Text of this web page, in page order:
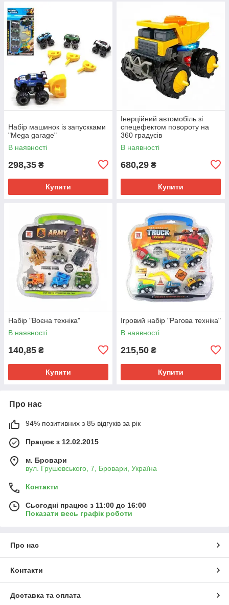
Набір машинок із запускками
"Mega garage"
В наявності
298,35 ₴
Купити
Інерційний автомобіль зі
спецефектом повороту на
360 градусів
В наявності
680,29 ₴
Купити
Набір "Воєна техніка"
В наявності
140,85 ₴
Купити
Ігровий набір "Рагова техніка"
В наявності
215,50 ₴
Купити
Про нас
94% позитивних з 85 відгуків за рік
Працює з 12.02.2015
м. Бровари
вул. Грушевського, 7, Бровари, Україна
Контакти
Сьогодні працює з 11:00 до 16:00
Показати весь графік роботи
Про нас
Контакти
Доставка та оплата